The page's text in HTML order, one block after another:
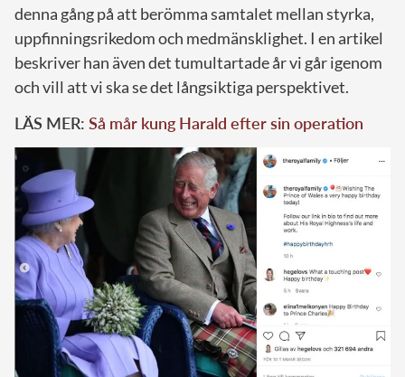
denna gång på att berömma samtalet mellan styrka,
uppfinningsrikedom och medmänsklighet. I en artikel
beskriver han även det tumultartade år vi går igenom
och vill att vi ska se det långsiktiga perspektivet.
LÄS MER: Så mår kung Harald efter sin operation